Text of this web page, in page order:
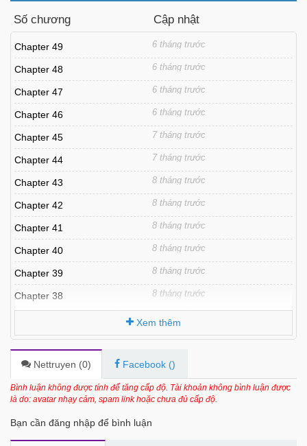
Số chương Cập nhật
Chapter 49 6 tháng trước
Chapter 48 6 tháng trước
Chapter 47 6 tháng trước
Chapter 46 6 tháng trước
Chapter 45 7 tháng trước
Chapter 44 7 tháng trước
Chapter 43 8 tháng trước
Chapter 42 8 tháng trước
Chapter 41 8 tháng trước
Chapter 40 8 tháng trước
Chapter 39 8 tháng trước
Chapter 38 8 tháng trước
Chapter 36 8 tháng trước
Chapter 35 8 tháng trước
Chapter 34 8 tháng trước
8 tháng trước
Xem thêm
Nettruyen (0) Facebook ()
Bình luận không được tính để tăng cấp độ. Tài khoản không bình luận được
là do: avatar nhạy cảm, spam link hoặc chưa đủ cấp độ.
Bạn cần đăng nhập để bình luận